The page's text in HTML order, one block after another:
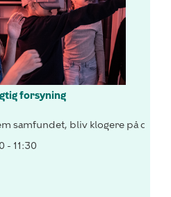
forsyning
samfundet, bliv klogere på
- 11:30